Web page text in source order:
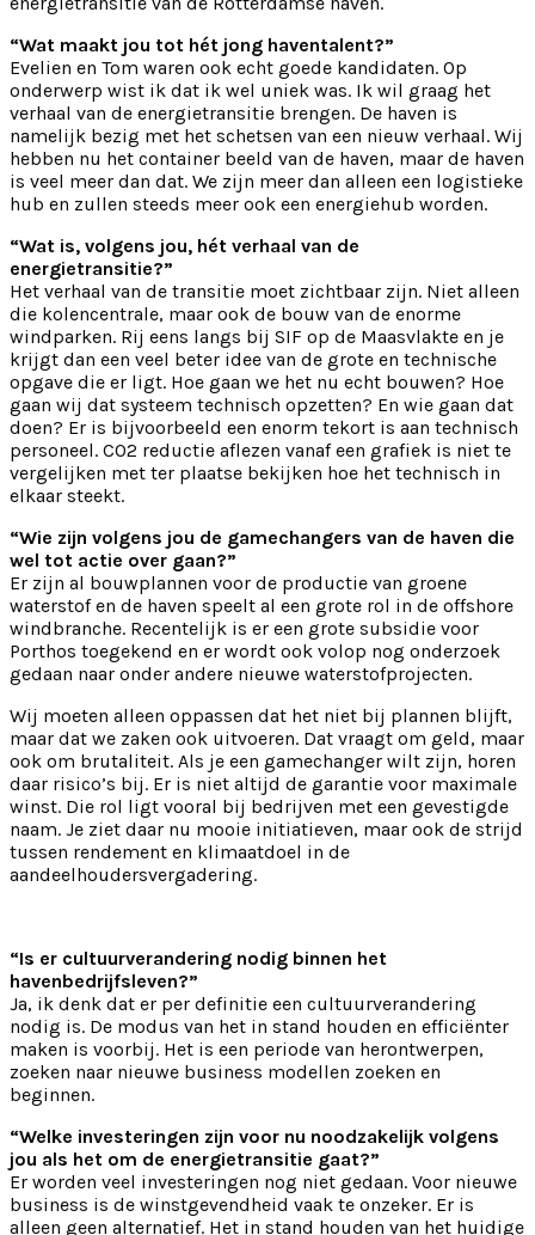
“Wat maakt jou tot hét jong haventalent?”
Evelien en Tom waren ook echt goede kandidaten. Op
onderwerp wist ik dat ik wel uniek was. Ik wil graag het
verhaal van de energietransitie brengen. De haven is
namelijk bezig met het schetsen van een nieuw verhaal. Wij
hebben nu het container beeld van de haven, maar de haven
is veel meer dan dat. We zijn meer dan alleen een logistieke
hub en zullen steeds meer ook een energiehub worden.
“Wat is, volgens jou, hét verhaal van de
energietransitie?”
Het verhaal van de transitie moet zichtbaar zijn. Niet alleen
die kolencentrale, maar ook de bouw van de enorme
windparken. Rij eens langs bij SIF op de Maasvlakte en je
krijgt dan een veel beter idee van de grote en technische
opgave die er ligt. Hoe gaan we het nu echt bouwen? Hoe
gaan wij dat systeem technisch opzetten? En wie gaan dat
doen? Er is bijvoorbeeld een enorm tekort is aan technisch
personeel. CO2 reductie aflezen vanaf een grafiek is niet te
vergelijken met ter plaatse bekijken hoe het technisch in
elkaar steekt.
“Wie zijn volgens jou de gamechangers van de haven die
wel tot actie over gaan?”
Er zijn al bouwplannen voor de productie van groene
waterstof en de haven speelt al een grote rol in de offshore
windbranche. Recentelijk is er een grote subsidie voor
Porthos toegekend en er wordt ook volop nog onderzoek
gedaan naar onder andere nieuwe waterstofprojecten.
Wij moeten alleen oppassen dat het niet bij plannen blijft,
maar dat we zaken ook uitvoeren. Dat vraagt om geld, maar
ook om brutaliteit. Als je een gamechanger wilt zijn, horen
daar risico’s bij. Er is niet altijd de garantie voor maximale
winst. Die rol ligt vooral bij bedrijven met een gevestigde
naam. Je ziet daar nu mooie initiatieven, maar ook de strijd
tussen rendement en klimaatdoel in de
aandeelhoudersvergadering.
“Is er cultuurverandering nodig binnen het
havenbedrijfsleven?”
Ja, ik denk dat er per definitie een cultuurverandering
nodig is. De modus van het in stand houden en efficiënter
maken is voorbij. Het is een periode van herontwerpen,
zoeken naar nieuwe business modellen zoeken en
beginnen.
“Welke investeringen zijn voor nu noodzakelijk volgens
jou als het om de energietransitie gaat?”
Er worden veel investeringen nog niet gedaan. Voor nieuwe
business is de winstgevendheid vaak te onzeker. Er is
alleen geen alternatief. Het in stand houden van het huidige